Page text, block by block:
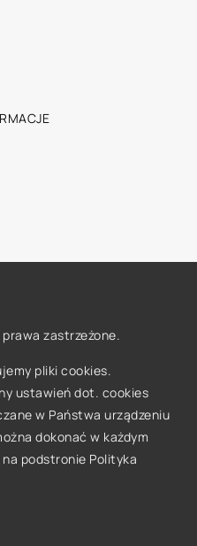
zastrzeżone.
pliki cookies.
ustawień dot. cookies
w Państwa urządzeniu
dokonać w każdym
na podstronie Polityka